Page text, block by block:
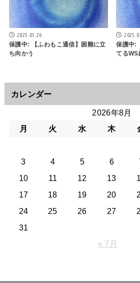
2025.01.26
保護中: 【ふわもこ通信】困難に立
ち向かう
保護中:
てるWS
カレンダー
2026年8月
月
火 水 木
3
4 5 6
10
11 12 13
17
18 19 20
24
25 26 27
31
« 7月